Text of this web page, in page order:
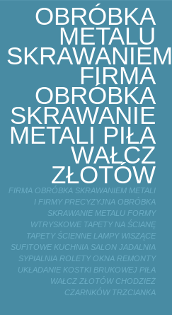
OBRÓBKA
METALU
SKRAWANIEM
FIRMA
OBRÓBKA
SKRAWANIE
METALI PIŁA
WAŁCZ
ZŁOTÓW
FIRMA OBRÓBKA SKRAWANIEM METALI
I FIRMY PRECYZYJNA OBRÓBKA
SKRAWANIE METALU FORMY
WTRYSKOWE TAPETY NA ŚCIANĘ
TAPETY ŚCIENNE LAMPY WISZĄCE
SUFITOWE KUCHNIA SALON JADALNIA
SYPIALNIA ROLETY OKNA REMONTY
UKŁADANIE KOSTKI BRUKOWEJ PIŁA
WAŁCZ ZŁOTÓW CHODZIEŻ
CZARNKÓW TRZCIANKA